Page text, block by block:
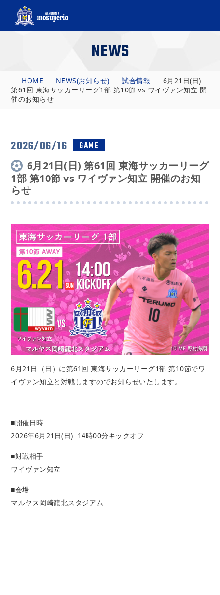
NEWS
HOME NEWS(お知らせ) 試合情報
6月21日(日)
第61回 東海サッカーリーグ1部 第10節 vs ワイヴァン知立 開
催のお知らせ
2026/06/16 GAME
6月21日(日) 第61回 東海サッカーリーグ
1部 第10節 vs ワイヴァン知立 開催のお知
らせ
6月21日（日）に第61回 東海サッカーリーグ1部 第10節でワ
イヴァン知立と対戦しますのでお知らせいたします。
■開催日時
2026年6月21日(日) 14時00分キックオフ
■対戦相手
ワイヴァン知立
■会場
マルヤス岡崎龍北スタジアム